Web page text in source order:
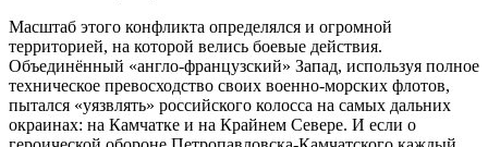
Масштаб этого конфликта определялся и огромной
территорией, на которой велись боевые действия.
Объединённый «англо-французский» Запад, используя полное
техническое превосходство своих военно-морских флотов,
пытался «уязвлять» российского колосса на самых дальних
окраинах: на Камчатке и на Крайнем Севере. И если о